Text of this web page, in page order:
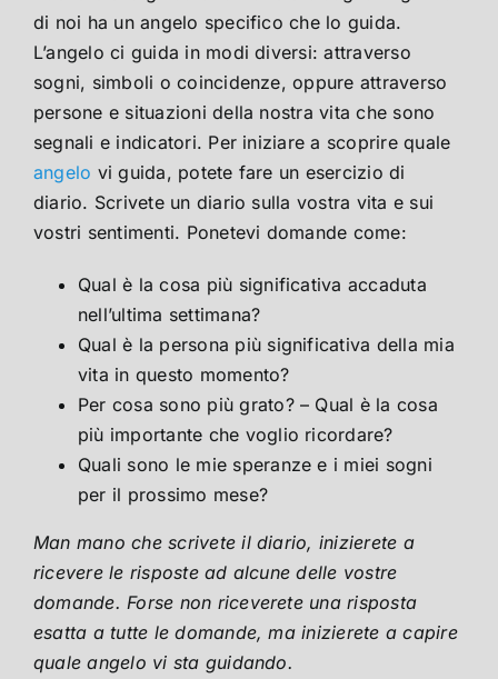
di noi ha un angelo specifico che lo guida.
L’angelo ci guida in modi diversi: attraverso
sogni, simboli o coincidenze, oppure attraverso
persone e situazioni della nostra vita che sono
segnali e indicatori. Per iniziare a scoprire quale
angelo vi guida, potete fare un esercizio di
diario. Scrivete un diario sulla vostra vita e sui
vostri sentimenti. Ponetevi domande come:
Qual è la cosa più significativa accaduta
nell’ultima settimana?
Qual è la persona più significativa della mia
vita in questo momento?
Per cosa sono più grato? – Qual è la cosa
più importante che voglio ricordare?
Quali sono le mie speranze e i miei sogni
per il prossimo mese?
Man mano che scrivete il diario, inizierete a
ricevere le risposte ad alcune delle vostre
domande. Forse non riceverete una risposta
esatta a tutte le domande, ma inizierete a capire
quale angelo vi sta guidando.